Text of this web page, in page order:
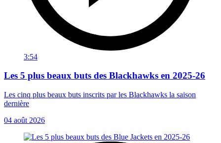
3:54
Les 5 plus beaux buts des Blackhawks en 2025-26
Les cinq plus beaux buts inscrits par les Blackhawks la saison
dernière
04 août 2026